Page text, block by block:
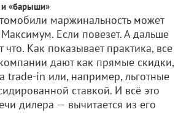
«барыши»
маржинальность может
Максимум. Если повезет. А дальше
что. Как показывает практика, все
дают как прямые скидки,
trade-in или, например, льготные
ставкой. И всё это
дилера — вычитается из его